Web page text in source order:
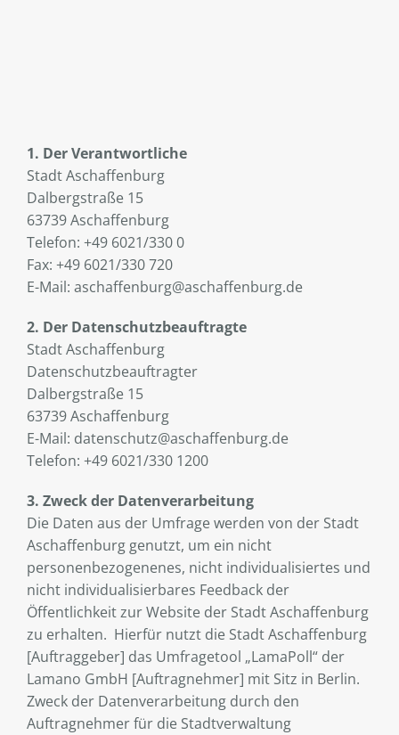
1. Der Verantwortliche
Stadt Aschaffenburg
Dalbergstraße 15
63739 Aschaffenburg
Telefon: +49 6021/330 0
Fax: +49 6021/330 720
E-Mail: aschaffenburg@aschaffenburg.de
2. Der Datenschutzbeauftragte
Stadt Aschaffenburg
Datenschutzbeauftragter
Dalbergstraße 15
63739 Aschaffenburg
E-Mail: datenschutz@aschaffenburg.de
Telefon: +49 6021/330 1200
3. Zweck der Datenverarbeitung
Die Daten aus der Umfrage werden von der Stadt
Aschaffenburg genutzt, um ein nicht
personenbezogenenes, nicht individualisiertes und
nicht individualisierbares Feedback der
Öffentlichkeit zur Website der Stadt Aschaffenburg
zu erhalten. Hierfür nutzt die Stadt Aschaffenburg
[Auftraggeber] das Umfragetool „LamaPoll“ der
Lamano GmbH [Auftragnehmer] mit Sitz in Berlin.
Zweck der Datenverarbeitung durch den
Auftragnehmer für die Stadtverwaltung